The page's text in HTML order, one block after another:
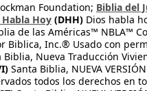
Foundation; Biblia del
Habla Hoy (DHH) Dios habla
de las Américas™ NBLA™
Biblica, Inc.® Usado con
Biblia, Nueva Traducción
Santa Biblia, NUEVA
todos los derechos en